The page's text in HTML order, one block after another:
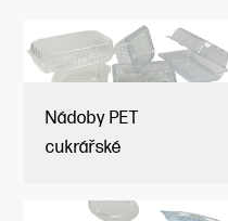
Nádoby PET
cukrářské